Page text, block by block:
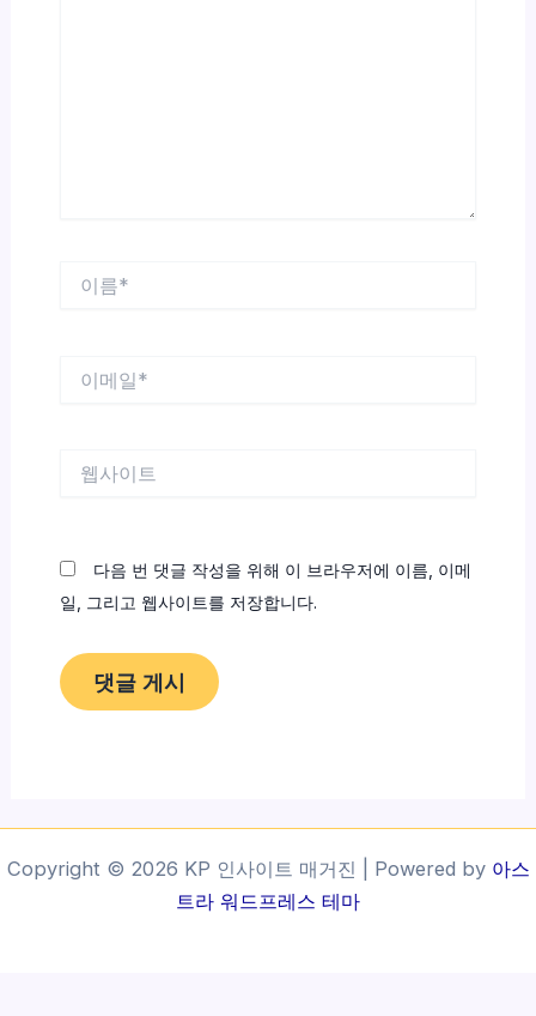
다음 번 댓글 작성을 위해 이 브라우저에 이름, 이메
일, 그리고 웹사이트를 저장합니다.
Copyright © 2026 KP 인사이트 매거진 | Powered by 아스
트라 워드프레스 테마